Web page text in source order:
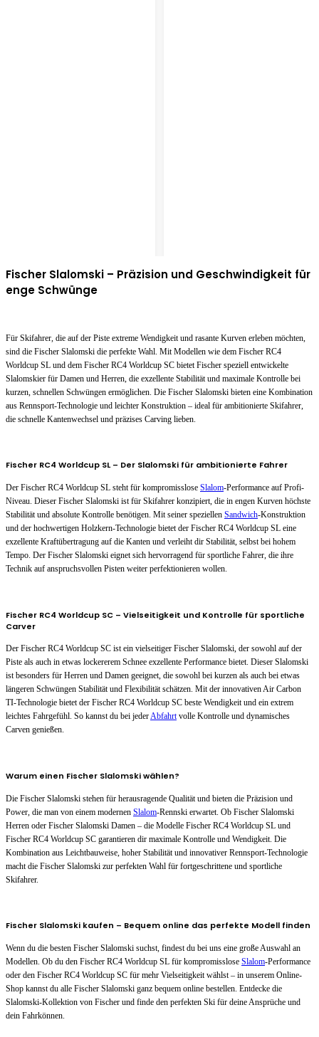
Fischer Slalomski – Präzision und Geschwindigkeit für
enge Schwünge
Für Skifahrer, die auf der Piste extreme Wendigkeit und rasante Kurven erleben möchten,
sind die Fischer Slalomski die perfekte Wahl. Mit Modellen wie dem Fischer RC4
Worldcup SL und dem Fischer RC4 Worldcup SC bietet Fischer speziell entwickelte
Slalomskier für Damen und Herren, die exzellente Stabilität und maximale Kontrolle bei
kurzen, schnellen Schwüngen ermöglichen. Die Fischer Slalomski bieten eine Kombination
aus Rennsport-Technologie und leichter Konstruktion – ideal für ambitionierte Skifahrer,
die schnelle Kantenwechsel und präzises Carving lieben.
Fischer RC4 Worldcup SL – Der Slalomski für ambitionierte Fahrer
Der Fischer RC4 Worldcup SL steht für kompromisslose Slalom-Performance auf Profi-
Niveau. Dieser Fischer Slalomski ist für Skifahrer konzipiert, die in engen Kurven höchste
Stabilität und absolute Kontrolle benötigen. Mit seiner speziellen Sandwich-Konstruktion
und der hochwertigen Holzkern-Technologie bietet der Fischer RC4 Worldcup SL eine
exzellente Kraftübertragung auf die Kanten und verleiht dir Stabilität, selbst bei hohem
Tempo. Der Fischer Slalomski eignet sich hervorragend für sportliche Fahrer, die ihre
Technik auf anspruchsvollen Pisten weiter perfektionieren wollen.
Fischer RC4 Worldcup SC – Vielseitigkeit und Kontrolle für sportliche
Carver
Der Fischer RC4 Worldcup SC ist ein vielseitiger Fischer Slalomski, der sowohl auf der
Piste als auch in etwas lockererem Schnee exzellente Performance bietet. Dieser Slalomski
ist besonders für Herren und Damen geeignet, die sowohl bei kurzen als auch bei etwas
längeren Schwüngen Stabilität und Flexibilität schätzen. Mit der innovativen Air Carbon
TI-Technologie bietet der Fischer RC4 Worldcup SC beste Wendigkeit und ein extrem
leichtes Fahrgefühl. So kannst du bei jederAbfahrtvolle Kontrolle und dynamisches
Carven genießen.
Warum einen Fischer Slalomski wählen?
Die Fischer Slalomski stehen für herausragende Qualität und bieten die Präzision und
Power, die man von einem modernen Slalom-Rennski erwartet. Ob Fischer Slalomski
Herren oder Fischer Slalomski Damen – die Modelle Fischer RC4 Worldcup SL und
Fischer RC4 Worldcup SC garantieren dir maximale Kontrolle und Wendigkeit. Die
Kombination aus Leichtbauweise, hoher Stabilität und innovativer Rennsport-Technologie
macht die Fischer Slalomski zur perfekten Wahl für fortgeschrittene und sportliche
Skifahrer.
Fischer Slalomski kaufen – Bequem online das perfekte Modell finden
Wenn du die besten Fischer Slalomski suchst, findest du bei uns eine große Auswahl an
Modellen. Ob du den Fischer RC4 Worldcup SL für kompromisslose Slalom-Performance
oder den Fischer RC4 Worldcup SC für mehr Vielseitigkeit wählst – in unserem Online-
Shop kannst du alle Fischer Slalomski ganz bequem online bestellen. Entdecke die
Slalomski-Kollektion von Fischer und finde den perfekten Ski für deine Ansprüche und
dein Fahrkönnen.